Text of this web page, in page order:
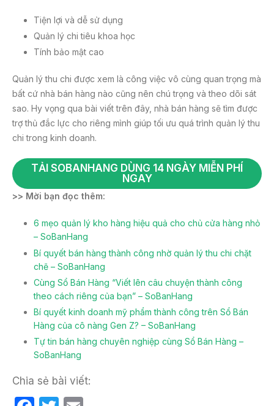
Tiện lợi và dễ sử dụng
Quản lý chi tiêu khoa học
Tính bảo mật cao
Quản lý thu chi được xem là công việc vô cùng quan trọng mà
bất cứ nhà bán hàng nào cũng nên chú trọng và theo dõi sát
sao. Hy vọng qua bài viết trên đây, nhà bán hàng sẽ tìm được
trợ thủ đắc lực cho riêng mình giúp tối ưu quá trình quản lý thu
chi trong kinh doanh.
TẢI SOBANHANG DÙNG 14 NGÀY MIỄN PHÍ
NGAY
>> Mời bạn đọc thêm:
6 mẹo quản lý kho hàng hiệu quả cho chủ cửa hàng nhỏ
– SoBanHang
Bí quyết bán hàng thành công nhờ quản lý thu chi chặt
chẽ – SoBanHang
Cùng Sổ Bán Hàng “Viết lên câu chuyện thành công
theo cách riêng của bạn” – SoBanHang
Bí quyết kinh doanh mỹ phẩm thành công trên Sổ Bán
Hàng của cô nàng Gen Z? – SoBanHang
Tự tin bán hàng chuyên nghiệp cùng Sổ Bán Hàng –
SoBanHang
Chia sẻ bài viết: